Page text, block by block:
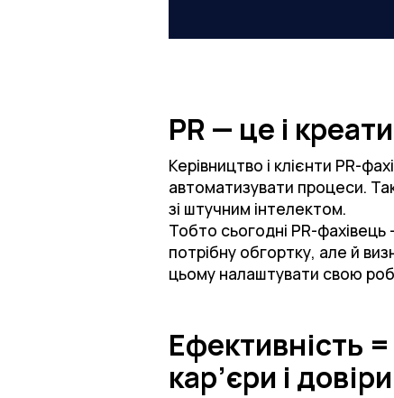
PR — це і
Керівництво і клієнти PR-
автоматизувати процеси.
зі штучним інтелектом.
Тобто сьогодні PR-
потрібну обгортку, але й
цьому налаштувати свою
Ефективність
кар’єри і довіри